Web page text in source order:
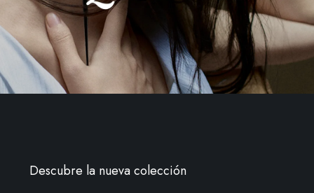
Descubre la nueva colección